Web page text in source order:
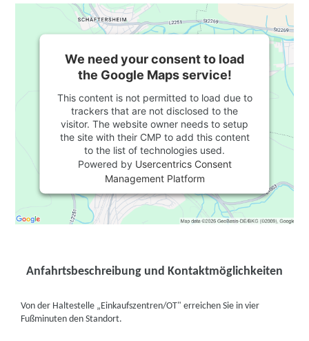
We need your consent to load
the Google Maps service!
This content is not permitted to load due to
trackers that are not disclosed to the
visitor. The website owner needs to setup
the site with their CMP to add this content
to the list of technologies used.
Powered by Usercentrics Consent
Management Platform
Anfahrtsbeschreibung und Kontaktmöglichkeiten
Von der Haltestelle „Einkaufszentren/OT" erreichen Sie in vier
Fußminuten den Standort.